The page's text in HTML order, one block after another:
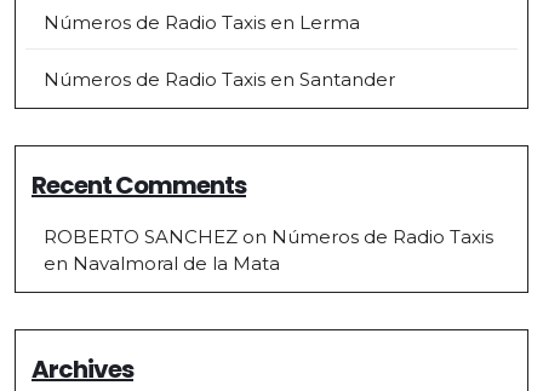
Números de Radio Taxis en Lerma
Números de Radio Taxis en Santander
Recent Comments
ROBERTO SANCHEZ on Números de Radio Taxis
en Navalmoral de la Mata
Archives